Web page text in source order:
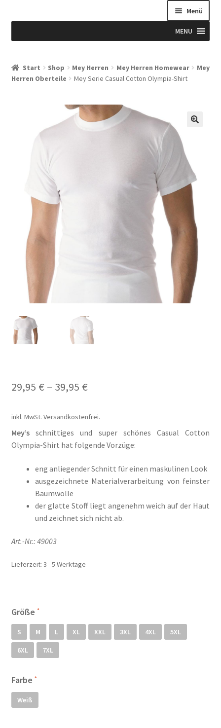
Menü
MENU
Allgemeine Geschäftsbedingungen
Carrello
Cart
Cassa
Checkout
Cookie-Richtlinie
Echtheit von Bewertungen
Forma de pagamento
Il mio conto
Impresso
Impressum
Kasse
Kasse
Mein Konto
Mein Konto
Start Shop Mey Herren Mey Herren Homewear
Mey
Herren Oberteile
Mey Serie Casual Cotton Olympia-Shirt
29,95 € – 39,95 €
inkl. MwSt. Versandkostenfrei.
Mey’sschnittiges und super schönes Casual Cotton
Olympia-Shirt hat folgende Vorzüge:
eng anliegender Schnitt für einen maskulinen Look
ausgezeichnete Materialverarbeitung von feinster
Baumwolle
der glatte Stoff liegt angenehm weich auf der Haut
und zeichnet sich nicht ab.
Art.-Nr.: 49003
Lieferzeit: 3 - 5 Werktage
Größe
S M L XL XXL 3XL 4XL 5XL
6XL 7XL
Farbe
Weiß